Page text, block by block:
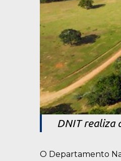
DNIT realiza
O Departamento